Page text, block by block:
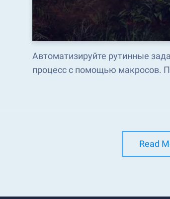
Автоматизируйте рутинные
процесс с помощью макросов.
Read